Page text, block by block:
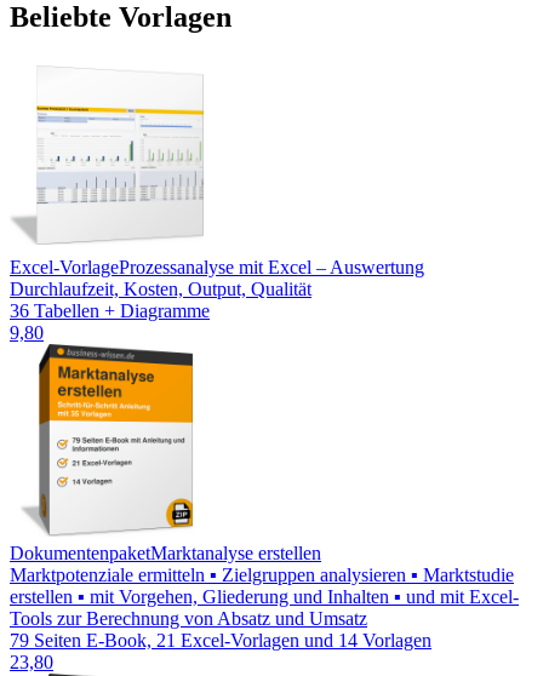
Beliebte Vorlagen
Excel-VorlageProzessanalyse mit Excel – Auswertung
Durchlaufzeit, Kosten, Output, Qualität
36 Tabellen + Diagramme
9,80
DokumentenpaketMarktanalyse erstellen
Marktpotenziale ermitteln ▪ Zielgruppen analysieren ▪ Marktstudie
erstellen ▪ mit Vorgehen, Gliederung und Inhalten ▪ und mit Excel-
Tools zur Berechnung von Absatz und Umsatz
79 Seiten E-Book, 21 Excel-Vorlagen und 14 Vorlagen
23,80